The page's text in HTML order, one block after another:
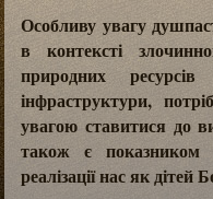
Особливу увагу
в контексті
природних
інфраструктури,
увагою ставитися до
також є показником
реалізації нас як дітей